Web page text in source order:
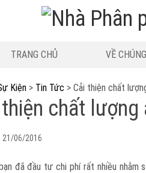
TRANG CHỦ VỀ
Kiện > Tin Tức > Cải thiện chất
chất lượng
21/06/2016
đã đầu tư chi phí rất nhiều nhằm